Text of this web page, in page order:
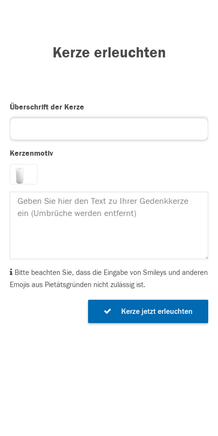
Kerze erleuchten
Überschrift der Kerze
Kerzenmotiv
Bitte beachten Sie, dass die Eingabe von Smileys und anderen
Emojis aus Pietätsgründen nicht zulässig ist.
Kerze jetzt erleuchten